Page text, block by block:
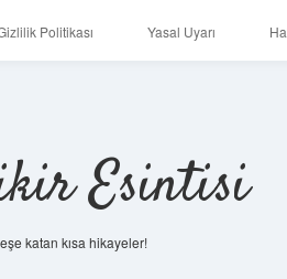
Politikası Yasal Uyarı
Esintisi
katan kısa hikayeler!